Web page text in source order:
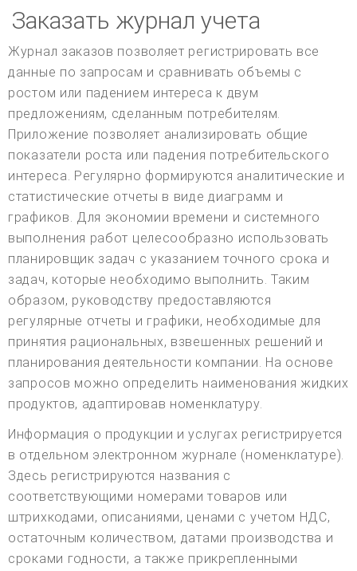
Заказать журнал учета
Журнал заказов позволяет регистрировать все
данные по запросам и сравнивать объемы с
ростом или падением интереса к двум
предложениям, сделанным потребителям.
Приложение позволяет анализировать общие
показатели роста или падения потребительского
интереса. Регулярно формируются аналитические и
статистические отчеты в виде диаграмм и
графиков. Для экономии времени и системного
выполнения работ целесообразно использовать
планировщик задач с указанием точного срока и
задач, которые необходимо выполнить. Таким
образом, руководству предоставляются
регулярные отчеты и графики, необходимые для
принятия рациональных, взвешенных решений и
планирования деятельности компании. На основе
запросов можно определить наименования жидких
продуктов, адаптировав номенклатуру.
Информация о продукции и услугах регистрируется
в отдельном электронном журнале (номенклатуре).
Здесь регистрируются названия с
соответствующими номерами товаров или
штрихкодами, описаниями, ценами с учетом НДС,
остаточным количеством, датами производства и
сроками годности, а также прикрепленными